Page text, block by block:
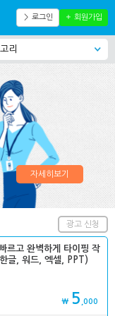
＞ 로그인 ＋ 회원가입
자세히보기
광고 신청
르고 완벽하게 타이핑 작
글, 워드, 엑셀, PPT)
₩ 5 ,000